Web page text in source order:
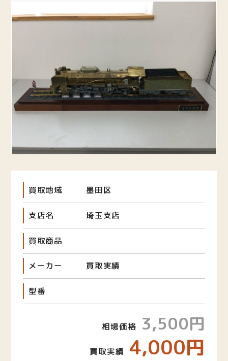
買取地域 墨田区
支店名 埼玉支店
買取商品
メーカー 買取実績
型番
相場価格 3,500円
買取実績 4,000円